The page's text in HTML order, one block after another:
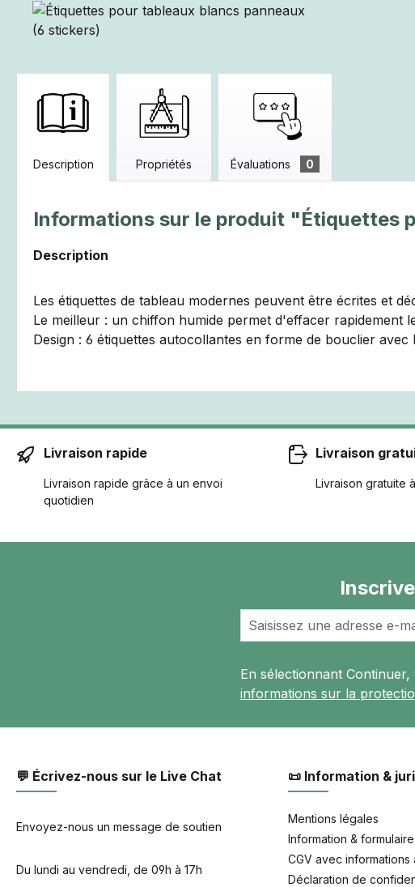
Description Propriétés Évaluations 0
Informations sur le produit "Étiquettes
Description
Les étiquettes de tableau modernes peuvent être écrites et
Le meilleur : un chiffon humide permet d'effacer rapidement
Design : 6 étiquettes autocollantes en forme de bouclier
Livraison rapide
Livraison rapide grâce à un envoi
quotidien
Livraison
Livraison gratuite
En sélectionnant
informations sur la
💬 Écrivez-nous sur le Live Chat
Envoyez-nous un message de soutien
Du lundi au vendredi, de 09h à 17h
📜 Information &
Mentions légales
Information &
CGV avec informations
Déclaration de